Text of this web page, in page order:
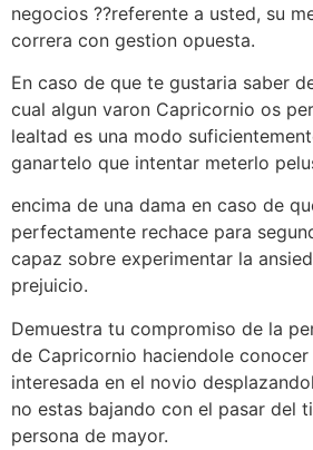
negocios ??referente a usted, su
correra con gestion opuesta.
En caso de que te gustaria saber
cual algun varon Capricornio os
lealtad es una modo
ganartelo que intentar meterlo
encima de una dama en caso de
perfectamente rechace para
capaz sobre experimentar la
prejuicio.
Demuestra tu compromiso de la
de Capricornio haciendole
interesada en el novio
no estas bajando con el pasar del
persona de mayor.